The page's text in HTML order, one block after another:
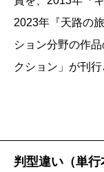
2023年『天路の
ション分野の作
クション」が刊行
判型違い（単行